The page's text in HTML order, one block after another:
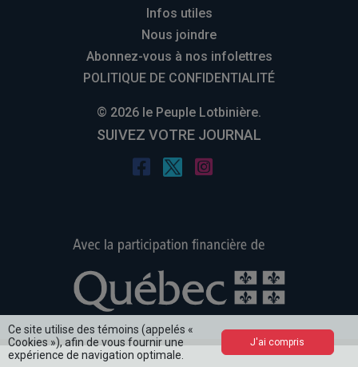
Infos utiles
Nous joindre
Abonnez-vous à nos infolettres
POLITIQUE DE CONFIDENTIALITÉ
© 2026 le Peuple Lotbinière.
SUIVEZ VOTRE JOURNAL
Ce site utilise des témoins (appelés «
Cookies »), afin de vous fournir une
expérience de navigation optimale.
J'ai compris